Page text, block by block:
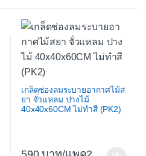
เกล็ดช่องลมระบายอากาศไม้ส
ยา จั่วแหลม ปางไม้
40x40x60CM ไม่ทำสี (PK2)